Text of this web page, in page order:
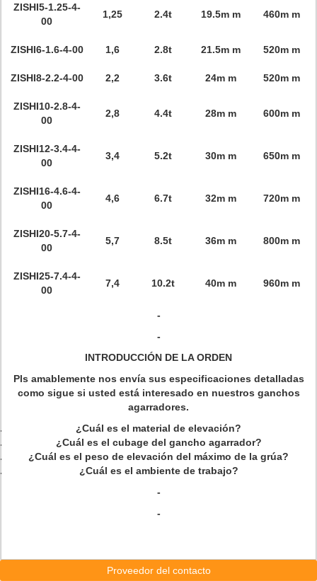
ZISHI5-1.25-4-
00
1,25 2.4t 19.5m m 460m m
ZISHI6-1.6-4-00 1,6 2.8t 21.5m m 520m m
ZISHI8-2.2-4-00 2,2 3.6t 24m m 520m m
ZISHI10-2.8-4-
00
2,8 4.4t 28m m 600m m
ZISHI12-3.4-4-
00
3,4 5.2t 30m m 650m m
ZISHI16-4.6-4-
00
4,6 6.7t 32m m 720m m
ZISHI20-5.7-4-
00
5,7 8.5t 36m m 800m m
ZISHI25-7.4-4-
00
7,4 10.2t 40m m 960m m
-
-
INTRODUCCIÓN DE LA ORDEN
Pls amablemente nos envía sus especificaciones detalladas
como sigue si usted está interesado en nuestros ganchos
agarradores.
¿Cuál es el material de elevación?
¿Cuál es el cubage del gancho agarrador?
¿Cuál es el peso de elevación del máximo de la grúa?
¿Cuál es el ambiente de trabajo?
-
-
Proveedor del contacto